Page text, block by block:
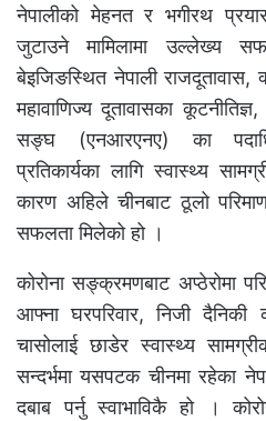
नेपालीको मेहनत र भगीरथ
जुटाउने मामिलामा उल्लेख्य
बेइजिङस्थित नेपाली राजदूतावास,
महावाणिज्य दूतावासका
सङ्घ (एनआरएनए) का
प्रतिकार्यका लागि स्वास्थ्य
कारण अहिले चीनबाट ठूलो
सफलता मिलेको हो ।
कोरोना सङ्क्रमणबाट अप्ठेरोमा
आफ्ना घरपरिवार, निजी दैनिकी
चासोलाई छाडेर स्वास्थ्य
सन्दर्भमा यसपटक चीनमा रहेका
दबाब पर्नु स्वाभाविकै हो ।